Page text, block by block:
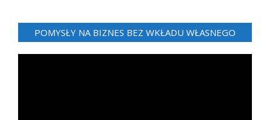
POMYSŁY NA BIZNES BEZ WKŁADU WŁASNEGO